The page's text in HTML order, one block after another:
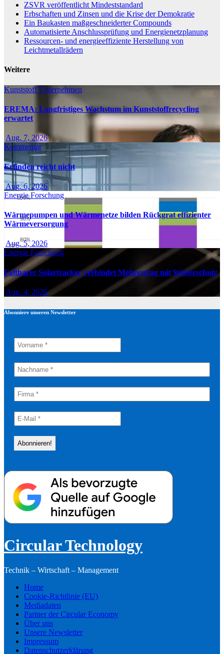
ZSVR veröffentlicht Mindeststandard
Erbschaften und Zinsen und die Krise der Demokratie
Ein Baukasten maßgeschneiderter Compounds
Automatisierte Anschlussprüfung und Energienetzplanung
Ressourcen- und energieeffiziente Herstellung von
Leichtmetallrädern
Weitere
KunststoffUnternehmen
EREMA: Langfristiges Wachstum im Kunststoffrecycling
erwartet
Aug. 7, 2026
Kommentar
Erfinden reicht nicht
Aug. 6, 2026
EnergieForschung
Wärmepumpen und Wärmenetze bilden Rückgrat effizienter
Wärmeversorgung
Aug. 5, 2026
Energie Forschung
Faltbarer Solartracker verbindet Mehrertrag mit Wetterschutz
Aug. 4, 2026
Abonniere unseren Newsletter
Circular Technology
Technik – Wirtschaft – Management
Home
Cookie-Richtlinie (EU)
Mediadaten
Partner der Circular Economy
Über uns
Unsere Newsletter
Impressum
Datenschutzerklärung